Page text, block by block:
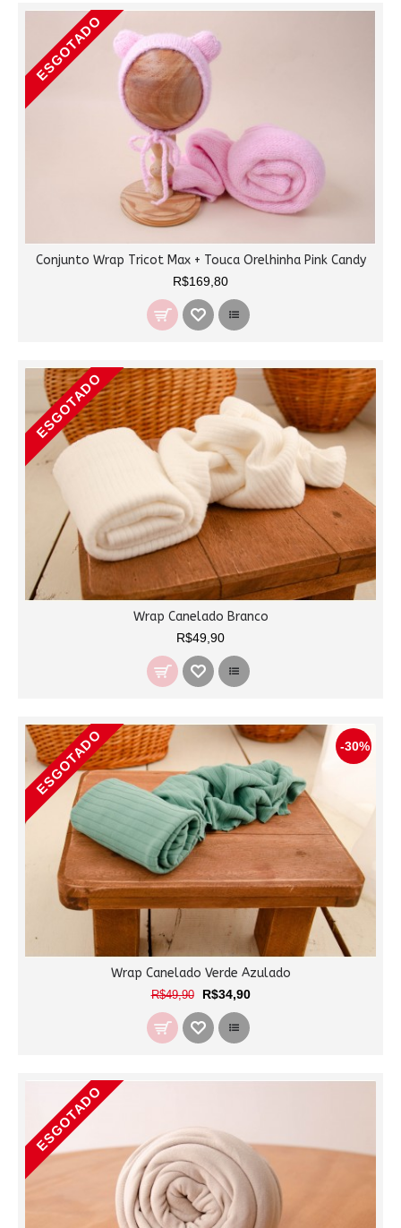
ESGOTADO
Conjunto Wrap Tricot Max + Touca Orelhinha Pink Candy
R$169,80
ESGOTADO
Wrap Canelado Branco
R$49,90
-30%
ESGOTADO
Wrap Canelado Verde Azulado
R$49,90 R$34,90
ESGOTADO